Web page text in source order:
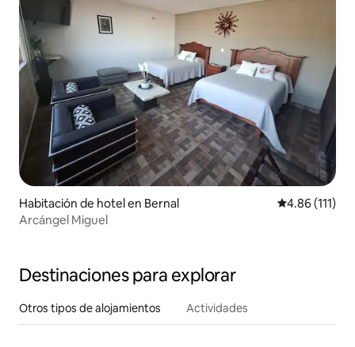
Habitación de hotel en Bernal Calificación
4.86 (111)
Arcángel Miguel
Destinaciones para explorar
Otros tipos de alojamientos Actividades